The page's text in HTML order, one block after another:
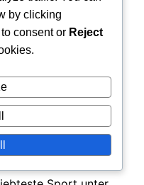
ist stetig
in denen es
im Vergleich
by clicking
to consent or Reject